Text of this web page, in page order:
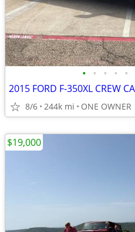
• • • • •
8/6 244k mi ONE OWNER
$19,000